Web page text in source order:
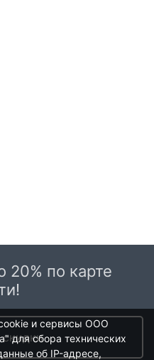
20% по карте
скидки
и сервисы ООО
для сбора технических
об IP-адресе,